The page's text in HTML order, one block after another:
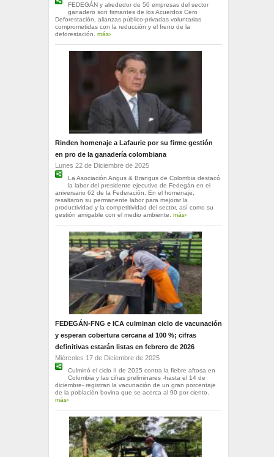
FEDEGÁN y alrededor de 50 empresas del sector
ganadero son firmantes de los Acuerdos Cero
Deforestación, alianzas público-privadas voluntarias
comprometidas con la reducción y el freno de la
deforestación. más›
Rinden homenaje a Lafaurie por su firme gestión
en pro de la ganadería colombiana
Lunes 22 de Diciembre de 2025
La Asociación Angus & Brangus de Colombia destacó
la labor del presidente ejecutivo de Fedegán en el
aniversario 62 de la Federación. En el homenaje,
resaltaron su permanente labor para mejorar la
productividad y la competitividad del sector, así como su
gestión amigable con el medio ambiente. más›
FEDEGÁN-FNG e ICA culminan ciclo de vacunación
y esperan cobertura cercana al 100 %; cifras
definitivas estarán listas en febrero de 2026
Miércoles 17 de Diciembre de 2025
Culminó el ciclo II de 2025 contra la fiebre aftosa en
Colombia y las cifras preliminares -hasta el 14 de
diciembre- registran la vacunación de un gran porcentaje
de la población bovina que se acerca al 90 por ciento.
más›